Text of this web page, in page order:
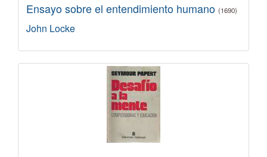
Ensayo sobre el entendimiento humano (1690)
John Locke